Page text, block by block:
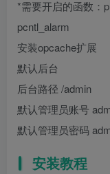
*需要开启的函数：
pcntl_alarm
安装opcache扩展
默认后台
后台路径 /admin
默认管理员账号
默认管理员密码
安装教程